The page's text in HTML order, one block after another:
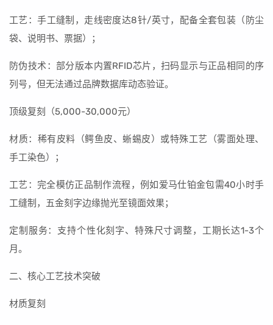
工艺：手工缝制，走线密度达8针/英寸，配备全套包装（防尘
袋、说明书、票据）；
防伪技术：部分版本内置RFID芯片，扫码显示与正品相同的序
列号，但无法通过品牌数据库动态验证。
顶级复刻（5,000-30,000元）
材质：稀有皮料（鳄鱼皮、蜥蜴皮）或特殊工艺（雾面处理、
手工染色）；
工艺：完全模仿正品制作流程，例如爱马仕铂金包需40小时手
工缝制，五金刻字边缘抛光至镜面效果；
定制服务：支持个性化刻字、特殊尺寸调整，工期长达1-3个
月。
二、核心工艺技术突破
材质复刻